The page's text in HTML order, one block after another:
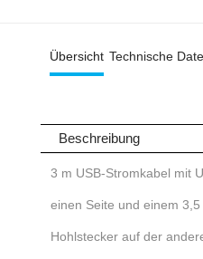
Übersicht Technische
Beschreibung
3 m USB-Stromkabel mit
einen Seite und einem
Hohlstecker auf der